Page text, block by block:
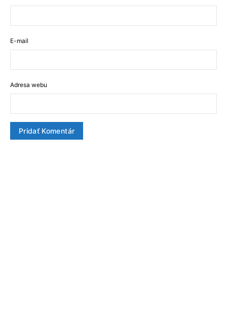
E-mail
Adresa webu